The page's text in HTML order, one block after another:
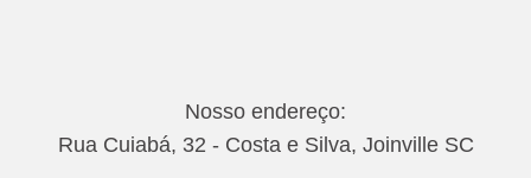
Nosso endereço:
Rua Cuiabá, 32 - Costa e Silva, Joinville SC